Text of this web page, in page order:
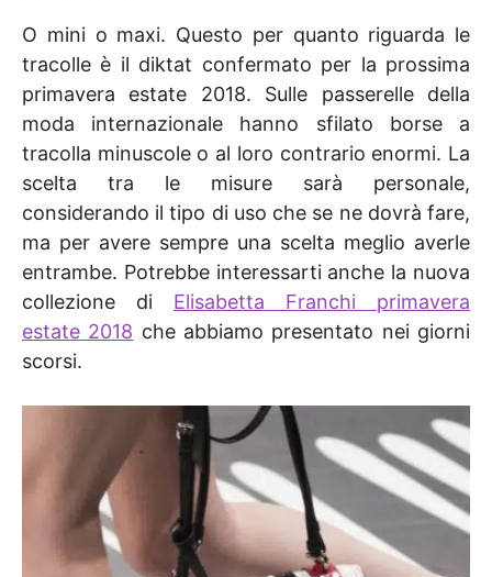
O mini o maxi. Questo per quanto riguarda le
tracolle è il diktat confermato per la prossima
primavera estate 2018. Sulle passerelle della
moda internazionale hanno sfilato borse a
tracolla minuscole o al loro contrario enormi. La
scelta tra le misure sarà personale,
considerando il tipo di uso che se ne dovrà fare,
ma per avere sempre una scelta meglio averle
entrambe. Potrebbe interessarti anche la nuova
collezione di Elisabetta Franchi primavera
estate 2018 che abbiamo presentato nei giorni
scorsi.